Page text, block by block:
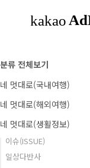
분류 전체보기
네 멋대로(국내여행)
네 멋대로(해외여행)
네 멋대로(생활정보)
이슈(ISSUE)
일상다반사